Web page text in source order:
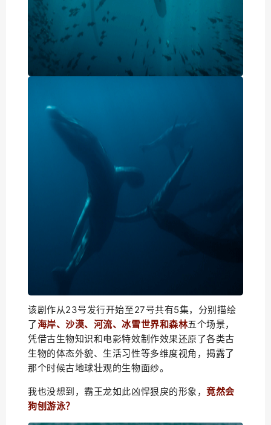
该剧作从23号发行开始至27号共有5集，分别描绘
了海岸、沙漠、河流、冰雪世界和森林五个场景，
凭借古生物知识和电影特效制作效果还原了各类古
生物的体态外貌、生活习性等多维度视角，揭露了
那个时候古地球壮观的生物面纱。
我也没想到，霸王龙如此凶悍狠戾的形象，竟然会
狗刨游泳？